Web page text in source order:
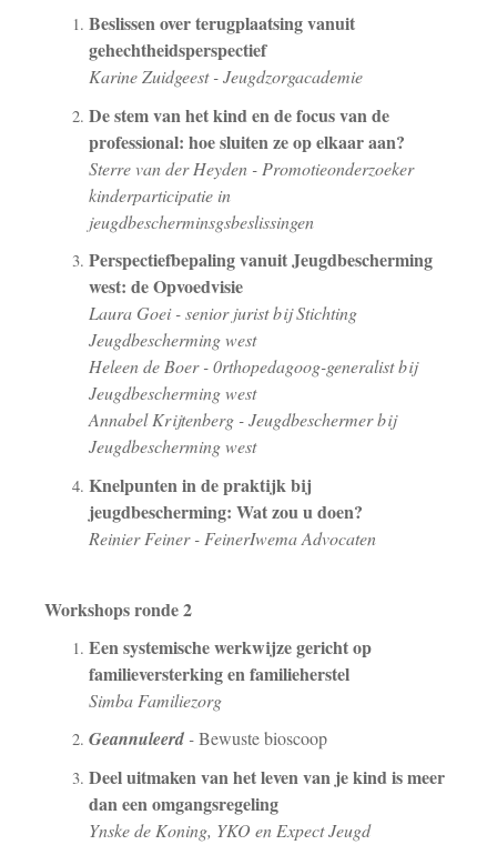
Beslissen over terugplaatsing vanuit
gehechtheidsperspectief
Karine Zuidgeest - Jeugdzorgacademie
De stem van het kind en de focus van de
professional: hoe sluiten ze op elkaar aan?
Sterre van der Heyden - Promotieonderzoeker
kinderparticipatie in
jeugdbescherminsgsbeslissingen
Perspectiefbepaling vanuit Jeugdbescherming
west: de Opvoedvisie
Laura Goei - senior jurist bij Stichting
Jeugdbescherming west
Heleen de Boer - 0rthopedagoog-generalist bij
Jeugdbescherming west
Annabel Krijtenberg - Jeugdbeschermer bij
Jeugdbescherming west
Knelpunten in de praktijk bij
jeugdbescherming: Wat zou u doen?
Reinier Feiner - FeinerIwema Advocaten
Workshops ronde 2
Een systemische werkwijze gericht op
familieversterking en familieherstel
Simba Familiezorg
Geannuleerd -Bewuste bioscoop
Deel uitmaken van het leven van je kind is meer
dan een omgangsregeling
Ynske de Koning, YKO en Expect Jeugd